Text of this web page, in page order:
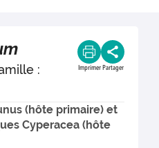
:
Imprimer Partager
(hôte primaire) et
Cyperacea (hôte